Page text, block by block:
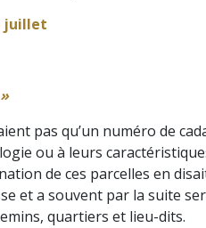
juillet
pas qu’un numéro de
ou à leurs
de ces parcelles en
et a souvent par la suite
quartiers et lieu-dits.